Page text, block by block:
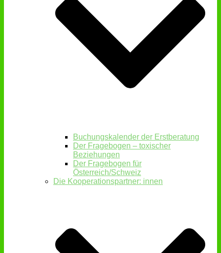
Buchungskalender der Erstberatung
Der Fragebogen – toxischer
Beziehungen
Der Fragebogen für
Österreich/Schweiz
Die Kooperationspartner: innen